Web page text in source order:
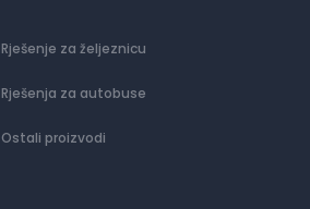
Rješenje za željeznicu
Rješenja za autobuse
Ostali proizvodi